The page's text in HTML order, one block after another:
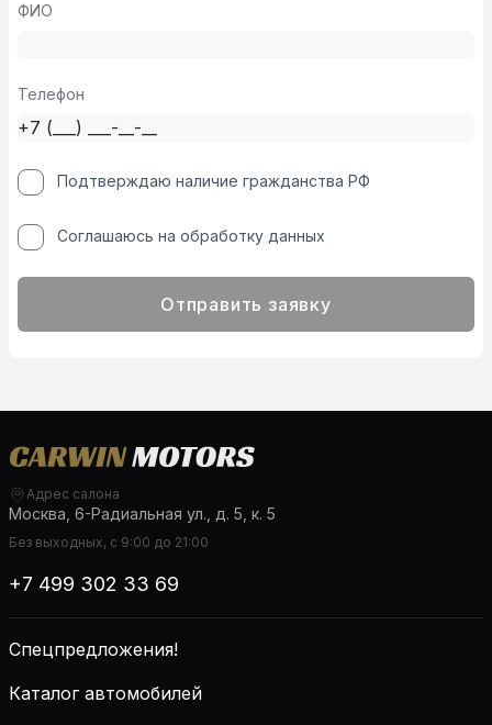
ФИО
Телефон
Подтверждаю наличие гражданства РФ
Соглашаюсь на обработку данных
Отправить заявку
Адрес салона
Москва, 6-Радиальная ул., д. 5, к. 5
Без выходных, с 9:00 до 21:00
+7 499 302 33 69
Спецпредложения!
Каталог автомобилей